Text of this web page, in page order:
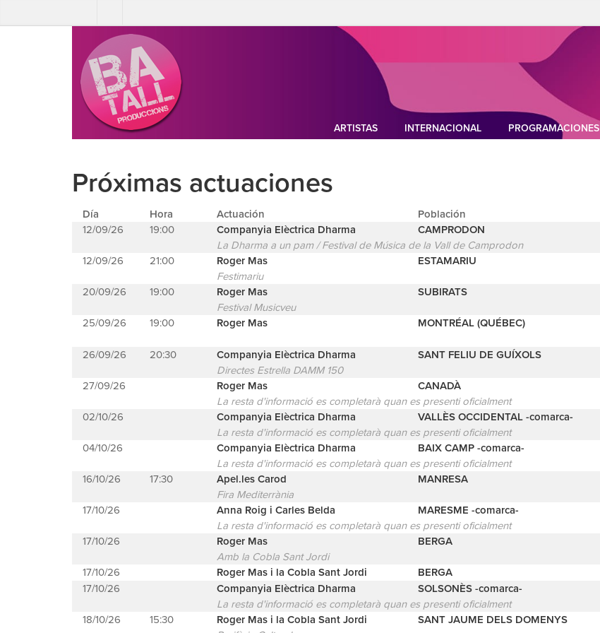
ARTISTAS INTERNACIONAL PROGRAMACIONES
Próximas actuaciones
Día Hora Actuación Población
12/09/26
19:00 Companyia Elèctrica Dharma CAMPRODON
La Dharma a un pam / Festival de Música de la Vall de Camprodon
12/09/26
21:00 Roger Mas ESTAMARIU
Festimariu
20/09/26
19:00 Roger Mas SUBIRATS
Festival Musicveu
25/09/26
19:00 Roger Mas MONTRÉAL (QUÉBEC)
26/09/26
20:30 Companyia Elèctrica Dharma SANT FELIU DE GUÍXOLS
Directes Estrella DAMM 150
27/09/26
Roger Mas
CANADÀ
La resta d'informació es completarà quan es presenti oficialment
02/10/26
Companyia Elèctrica Dharma
VALLÈS OCCIDENTAL -comarca-
La resta d'informació es completarà quan es presenti oficialment
04/10/26
Companyia Elèctrica Dharma
BAIX CAMP -comarca-
La resta d'informació es completarà quan es presenti oficialment
16/10/26
17:30 Apel.les Carod MANRESA
Fira Mediterrània
17/10/26
Anna Roig i Carles Belda
MARESME -comarca-
La resta d'informació es completarà quan es presenti oficialment
17/10/26
Roger Mas BERGA
Amb la Cobla Sant Jordi
17/10/26
Roger Mas i la Cobla Sant Jordi BERGA
17/10/26
Companyia Elèctrica Dharma
SOLSONÈS -comarca-
La resta d'informació es completarà quan es presenti oficialment
18/10/26
15:30 Roger Mas i la Cobla Sant Jordi SANT JAUME DELS DOMENYS